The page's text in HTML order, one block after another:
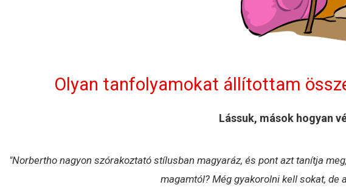
Olyan tanfolyamokat állítottam
Lássuk, mások hogyan
"Norbertho nagyon szórakoztató stílusban magyaráz, és pont azt tanítja
magamtól? Még gyakorolni kell sokat,